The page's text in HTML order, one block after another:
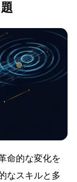
命的な変化を
なスキルと多